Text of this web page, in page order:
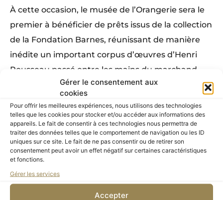
Gérer le consentement aux
cookies
Pour offrir les meilleures expériences, nous utilisons des technologies
telles que les cookies pour stocker et/ou accéder aux informations des
appareils. Le fait de consentir à ces technologies nous permettra de
traiter des données telles que le comportement de navigation ou les ID
uniques sur ce site. Le fait de ne pas consentir ou de retirer son
consentement peut avoir un effet négatif sur certaines caractéristiques
et fonctions.
Gérer les services
Accepter
À cette occasion, le musée de l’Orangerie sera le
premier à bénéficier de prêts issus de la collection
de la Fondation Barnes, réunissant de manière
inédite un important corpus d’œuvres d’Henri
Rousseau passé entre les mains du marchand
Paul Guillaume.
Commissariat
Christopher Green, professeur émérite au
Courtauld Institute of Art, Londres ;
Nancy Ireson, c
Fondation Barnes ;
Juliette Degennes, conservatrice du